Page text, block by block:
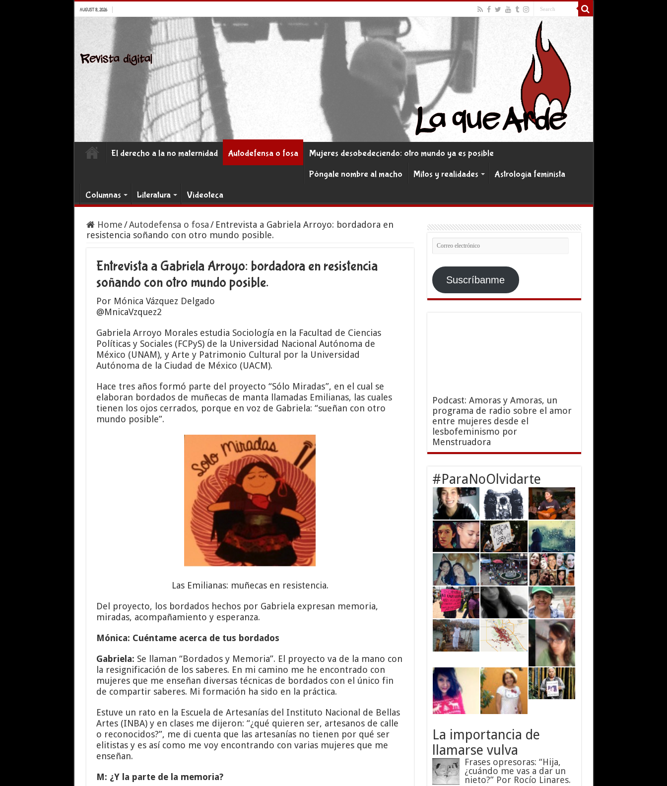
AUGUST 8, 2026
El derecho a la no maternidad Autodefensa o fosa
Mujeres desobedeciendo: otro mundo ya es posible
Póngale nombre al macho
Mitos y realidades
Astrología feminista
Columnas
Literatura Videoteca
Home/Autodefensa o fosa/ Entrevista a Gabriela Arroyo: bordadora en
resistencia soñando con otro mundo posible.
Entrevista a Gabriela Arroyo: bordadora en resistencia
soñando con otro mundo posible.
Por Mónica Vázquez Delgado
@MnicaVzquez2
Gabriela Arroyo Morales estudia Sociología en la Facultad de Ciencias
Políticas y Sociales (FCPyS) de la Universidad Nacional Autónoma de
México (UNAM), y Arte y Patrimonio Cultural por la Universidad
Autónoma de la Ciudad de México (UACM).
Hace tres años formó parte del proyecto “Sólo Miradas”, en el cual se
elaboran bordados de muñecas de manta llamadas Emilianas, las cuales
tienen los ojos cerrados, porque en voz de Gabriela: “sueñan con otro
mundo posible”.
Las Emilianas: muñecas en resistencia.
Del proyecto, los bordados hechos por Gabriela expresan memoria,
miradas, acompañamiento y esperanza.
Mónica: Cuéntame acerca de tus bordados
Gabriela: Se llaman “Bordados y Memoria”. El proyecto va de la mano con
la resignificación de los saberes. En mi camino me he encontrado con
mujeres que me enseñan diversas técnicas de bordados con el único fin
de compartir saberes. Mi formación ha sido en la práctica.
Estuve un rato en la Escuela de Artesanías del Instituto Nacional de Bellas
Artes (INBA) y en clases me dijeron: “¿qué quieren ser, artesanos de calle
o reconocidos?”, me di cuenta que las artesanías no tienen por qué ser
elitistas y es así como me voy encontrando con varias mujeres que me
enseñan.
M: ¿Y la parte de la memoria?
Correo
electrónico
Suscríbanme
Podcast: Amoras y Amoras, un
programa de radio sobre el amor
entre mujeres desde el
lesbofeminismo por
Menstruadora
#ParaNoOlvidarte
La importancia de
llamarse vulva
Frases opresoras: “Hija,
¿cuándo me vas a dar un
nieto?” Por Rocío Linares.